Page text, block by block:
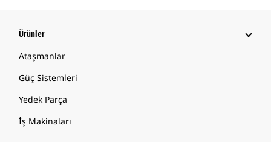
Ürünler
Ataşmanlar
Güç Sistemleri
Yedek Parça
İş Makinaları